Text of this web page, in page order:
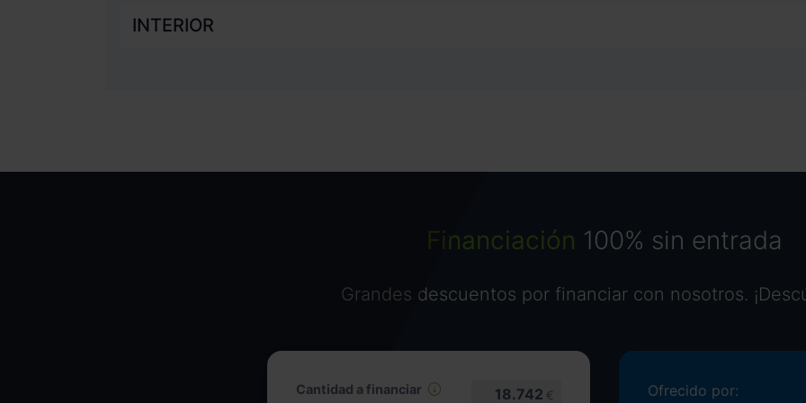
INTERIOR
Financiación 100% sin entrada
Grandes descuentos por financiar con nosotros.
Cantidad a financiar 18.742 € Ofrecido por: